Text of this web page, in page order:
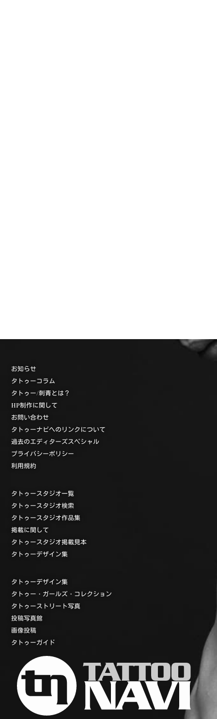
お知らせ
タトゥーコラム
タトゥー/刺青とは？
HP制作に関して
お問い合わせ
タトゥーナビへのリンクについて
過去のエディターズスペシャル
プライバシーポリシー
利用規約
タトゥースタジオ一覧
タトゥースタジオ検索
タトゥースタジオ作品集
掲載に関して
タトゥースタジオ掲載見本
タトゥーデザイン集
タトゥーデザイン集
タトゥー・ガールズ・コレクション
タトゥーストリート写真
投稿写真館
画像投稿
タトゥーガイド